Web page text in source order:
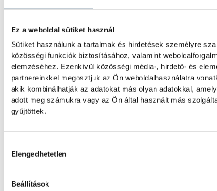
Ez a weboldal sütiket használ
Sütiket használunk a tartalmak és hirdetések személyre
közösségi funkciók biztosításához, valamint
elemzéséhez. Ezenkívül közösségi média-, hirdető- és
partnereinkkel megosztjuk az Ön weboldalhasználatra
akik kombinálhatják az adatokat más olyan adatokkal,
adott meg számukra vagy az Ön által használt más
gyűjtöttek.
Elengedhetetlen
Beállítások